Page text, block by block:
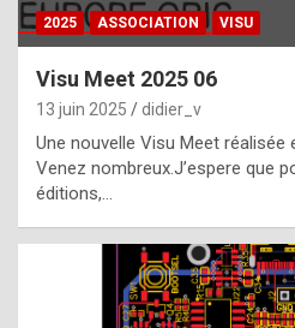
t
t
e
b
e
2025 ASSOCIATION VISU
Visu Meet 2025 06
13 juin 2025 didier_v
Une nouvelle Visu Meet réalisée
Venez nombreux.J’espere que
éditions,…